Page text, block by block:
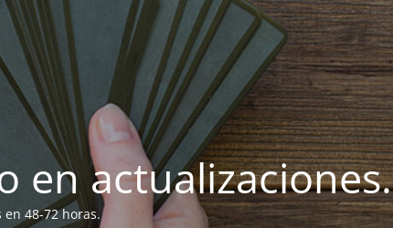
en actualizaciones.
en 48-72 horas.